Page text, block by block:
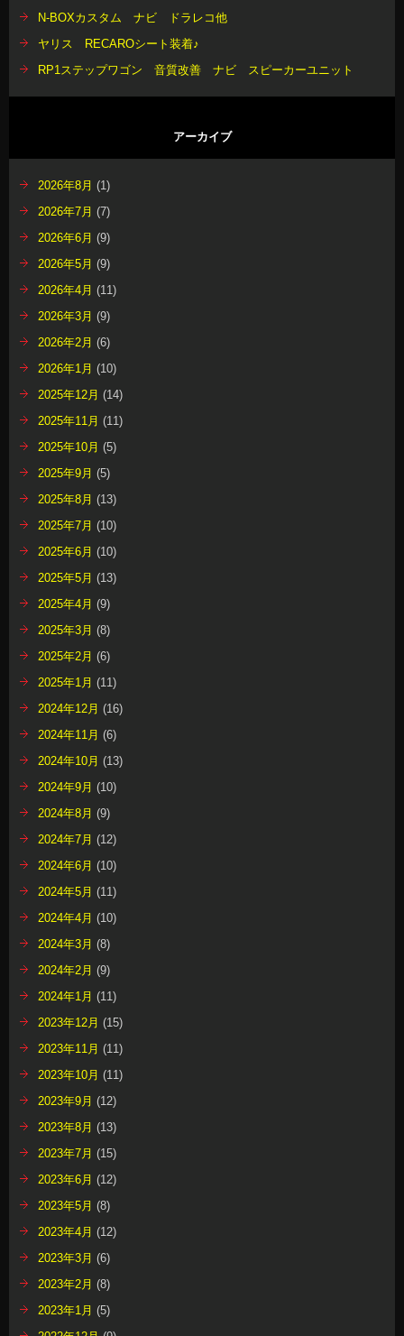
N-BOXカスタム ナビ ドラレコ他
ヤリス RECAROシート装着♪
RP1ステップワゴン 音質改善 ナビ スピーカーユニット
アーカイブ
2026年8月 (1)
2026年7月 (7)
2026年6月 (9)
2026年5月 (9)
2026年4月 (11)
2026年3月 (9)
2026年2月 (6)
2026年1月 (10)
2025年12月 (14)
2025年11月 (11)
2025年10月 (5)
2025年9月 (5)
2025年8月 (13)
2025年7月 (10)
2025年6月 (10)
2025年5月 (13)
2025年4月 (9)
2025年3月 (8)
2025年2月 (6)
2025年1月 (11)
2024年12月 (16)
2024年11月 (6)
2024年10月 (13)
2024年9月 (10)
2024年8月 (9)
2024年7月 (12)
2024年6月 (10)
2024年5月 (11)
2024年4月 (10)
2024年3月 (8)
2024年2月 (9)
2024年1月 (11)
2023年12月 (15)
2023年11月 (11)
2023年10月 (11)
2023年9月 (12)
2023年8月 (13)
2023年7月 (15)
2023年6月 (12)
2023年5月 (8)
2023年4月 (12)
2023年3月 (6)
2023年2月 (8)
2023年1月 (5)